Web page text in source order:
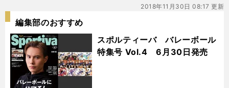
2018年11月30日 08:17 更新
編集部のおすすめ
スポルティーバ バレーボール
特集号 Vol.4 6月30日発売